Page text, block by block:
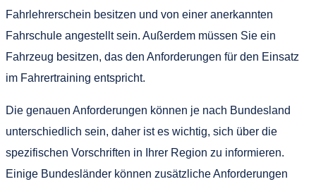
Fahrlehrerschein besitzen und von einer anerkannten
Fahrschule angestellt sein. Außerdem müssen Sie ein
Fahrzeug besitzen, das den Anforderungen für den Einsatz
im Fahrertraining entspricht.
Die genauen Anforderungen können je nach Bundesland
unterschiedlich sein, daher ist es wichtig, sich über die
spezifischen Vorschriften in Ihrer Region zu informieren.
Einige Bundesländer können zusätzliche Anforderungen